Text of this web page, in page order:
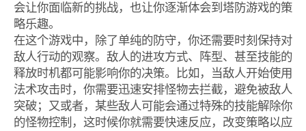
会让你面临新的挑战，也让你逐渐体会到塔防游戏的策
略乐趣。
在这个游戏中，除了单纯的防守，你还需要时刻保持对
敌人行动的观察。敌人的进攻方式、阵型、甚至技能的
释放时机都可能影响你的决策。比如，当敌人开始使用
法术攻击时，你需要迅速安排怪物去拦截，避免被敌人
突破；又或者，某些敌人可能会通过特殊的技能解除你
的怪物控制，这时候你就需要快速反应，改变策略以应